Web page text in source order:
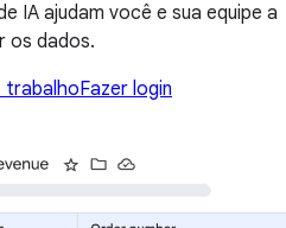
IA ajudam você e sua equipe a
os dados.
trabalhoFazer login